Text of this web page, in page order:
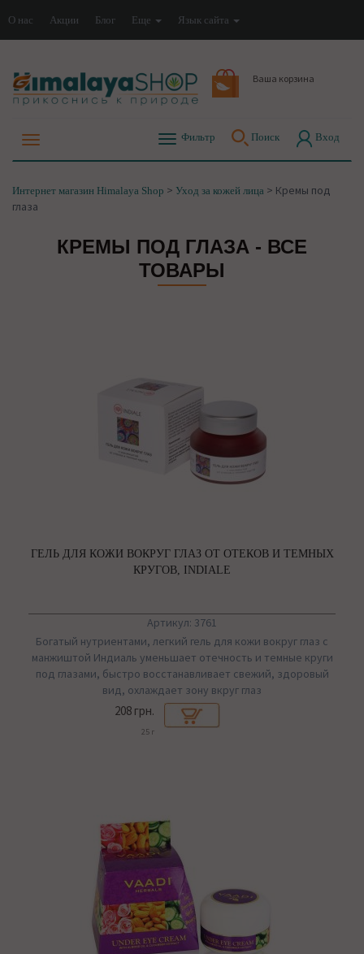
О нас Акции Блог Еще Язык сайта
Ваша корзина
Фильтр Поиск Вход
Интернет магазин Himalaya Shop > Уход за кожей лица > Кремы под
глаза
КРЕМЫ ПОД ГЛАЗА - ВСЕ
ТОВАРЫ
ГЕЛЬ ДЛЯ КОЖИ ВОКРУГ ГЛАЗ ОТ ОТЕКОВ И ТЕМНЫХ
КРУГОВ, INDIALE
Артикул: 3761
Богатый нутриентами, легкий гель для кожи вокруг глаз с
манжиштой Индиаль уменьшает отечность и темные круги
под глазами, быстро восстанавливает свежий, здоровый
вид, охлаждает зону вкруг глаз
208 грн.
25 г